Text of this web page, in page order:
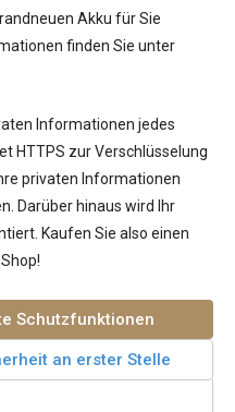
Akku für Sie
finden Sie unter
Informationen jedes
HTTPS zur Verschlüsselung
privaten Informationen
Darüber hinaus wird Ihr
Kaufen Sie also einen
Schutzfunktionen
an erster Stelle